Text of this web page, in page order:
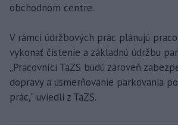
obchodnom centre.
V rámci údržbových prác plánujú
vykonať čistenie a základnú údržbu
„Pracovníci TaZS budú zároveň
dopravy a usmerňovanie parkovania
prác,“ uviedli z TaZS.